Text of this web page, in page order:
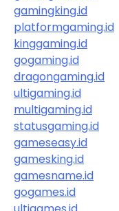
gamingking.id
platformgaming.id
kinggaming.id
gogaming.id
dragongaming.id
ultigaming.id
multigaming.id
statusgaming.id
gameseasy.id
gamesking.id
gamesname.id
gogames.id